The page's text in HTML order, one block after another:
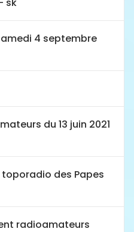
4 septembre
du 13 juin 2021
toporadio des Papes
radioamateurs